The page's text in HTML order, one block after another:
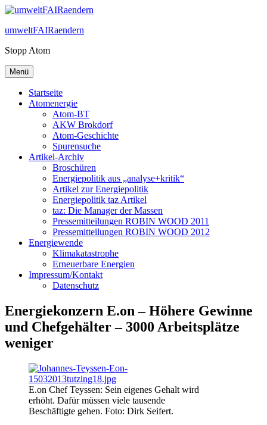
Zum
springen
umweltFAIRaendern
Stopp Atom
Menü
Startseite
Atomenergie
Atom-BT
AKW Brokdorf
Atom-Geschichte
Spurensuche
Artikel-Archiv
Broschüren
Energiepolitik aus „analyse+kritik“
Artikel zur Energiepolitik
Energiepolitik taz Artikel
taz: Die Manager der Massen
Pressemitteilungen ROBIN WOOD 2011
Pressemitteilungen ROBIN WOOD 2012
Energiewende
Klimakatastrophe
Erneuerbare Energien
Impressum/Kontakt
Datenschutz
Energiekonzern E.on – Höhere Gewinne
und Chefgehälter – 3000 Arbeitsplätze
weniger
E.on Chef Teyssen: Sein eigenes Gehalt wird
erhöht. Dafür müssen viele tausende
Beschäftigte gehen. Foto: Dirk Seifert.